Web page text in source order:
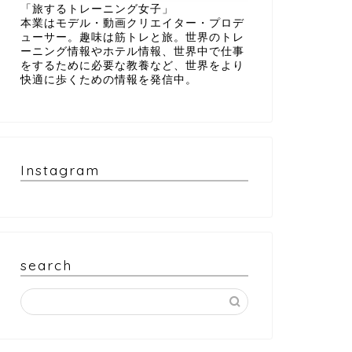
「旅するトレーニング女子」
本業はモデル・動画クリエイター・プロデ
ューサー。趣味は筋トレと旅。世界のトレ
ーニング情報やホテル情報、世界中で仕事
をするために必要な教養など、世界をより
快適に歩くための情報を発信中。
Instagram
search